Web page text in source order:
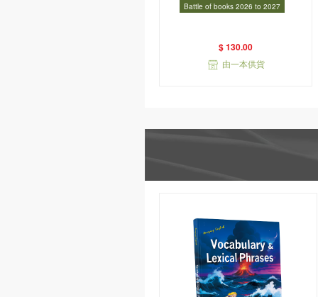
Battle of books 2026 to 2027
$ 130.00
由一本供貨